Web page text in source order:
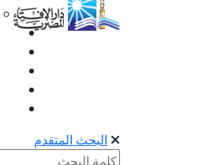
البحث المتقدم